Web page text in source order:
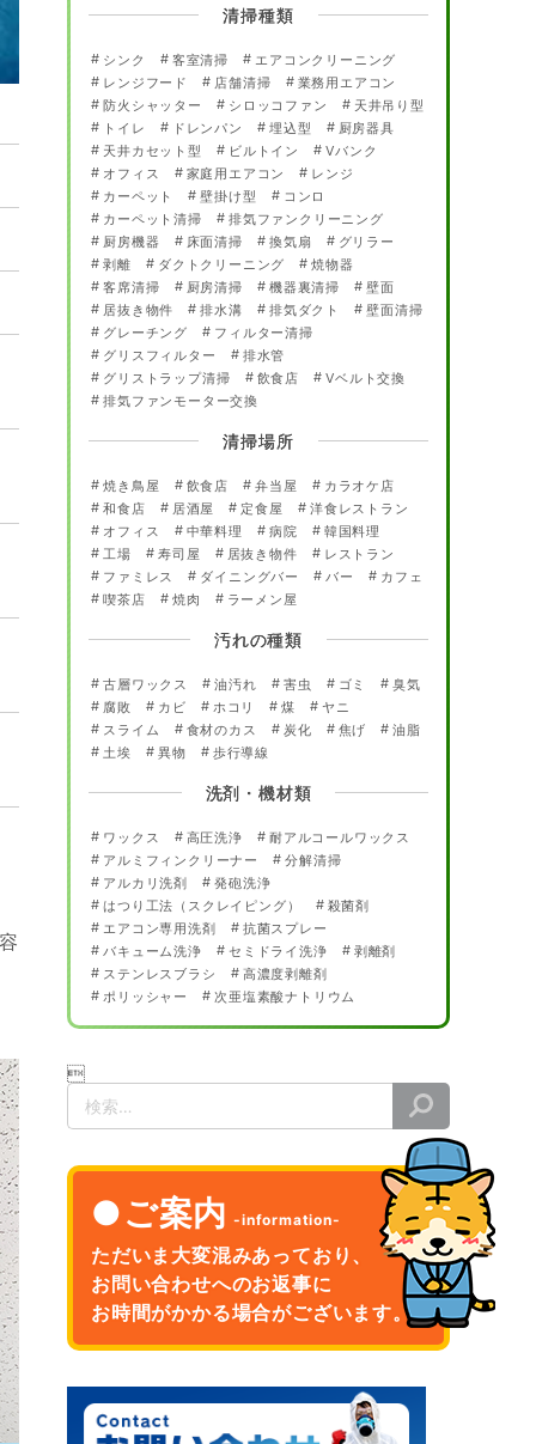
清掃種類
シンク 客室清掃
エアコンクリーニング
レンジフード
店舗清掃
業務用エアコン
防火シャッター
シロッコファン
天井吊り型
トイレ
ドレンパン 埋込型
厨房器具
天井カセット型
ビルトイン
Vバンク
オフィス
家庭用エアコン
レンジ
カーペット
壁掛け型
コンロ
カーペット清掃
排気ファンクリーニング
厨房機器
床面清掃 換気扇
グリラー
剥離
ダクトクリーニング
焼物器
客席清掃
厨房清掃 機器裏清掃
壁面
居抜き物件
排水溝 排気ダクト
壁面清掃
グレーチング
フィルター清掃
グリスフィルター
排水管
グリストラップ清掃
飲食店
Vベルト交換
排気ファンモーター交換
清掃場所
焼き鳥屋 飲食店 弁当屋
カラオケ店
和食店
居酒屋 定食屋
洋食レストラン
オフィス
中華料理 病院
韓国料理
工場
寿司屋 居抜き物件
レストラン
ファミレス
ダイニングバー バー
カフェ
喫茶店
焼肉 ラーメン屋
汚れの種類
古層ワックス 油汚れ 害虫 ゴミ
臭気
腐敗
カビ ホコリ 煤
ヤニ
スライム
食材のカス 炭化 焦げ
油脂
土埃
異物 歩行導線
洗剤・機材類
ワックス 高圧洗浄
耐アルコールワックス
アルミフィンクリーナー
分解清掃
アルカリ洗剤
発砲洗浄
はつり工法（スクレイピング）
殺菌剤
エアコン専用洗剤
抗菌スプレー
バキューム洗浄
セミドライ洗浄
剥離剤
ステンレスブラシ
高濃度剥離剤
ポリッシャー
次亜塩素酸ナトリウム

検
ご案内
ただいま大変混みあっており、
お問い合わせへのお返事に
お時間がかかる場合がございます。